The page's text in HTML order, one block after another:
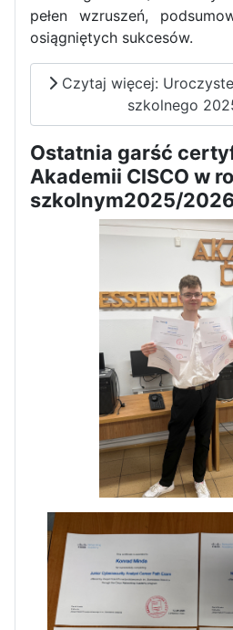
Dni Otwarte w
nami
Informatycy zapraszają
Staszica w Iłży!
Zakończenie roku
pełen wzruszeń,
osiągniętych sukcesów.
Czytaj więcej:
szkolnego
Ostatnia garść
Akademii CISCO w
szkolnym2025/